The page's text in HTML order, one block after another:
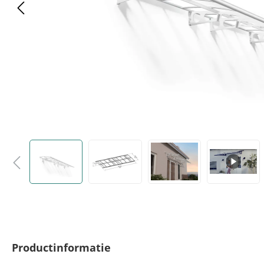
Productinformatie